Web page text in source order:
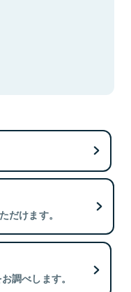
だけます。
調べします。